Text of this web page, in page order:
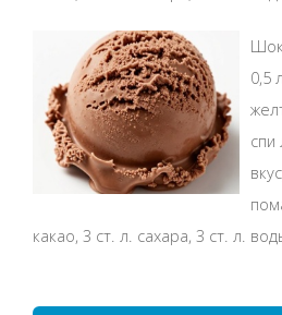
0,5
спи
какао, 3 ст. л. сахара, 3 ст. л.